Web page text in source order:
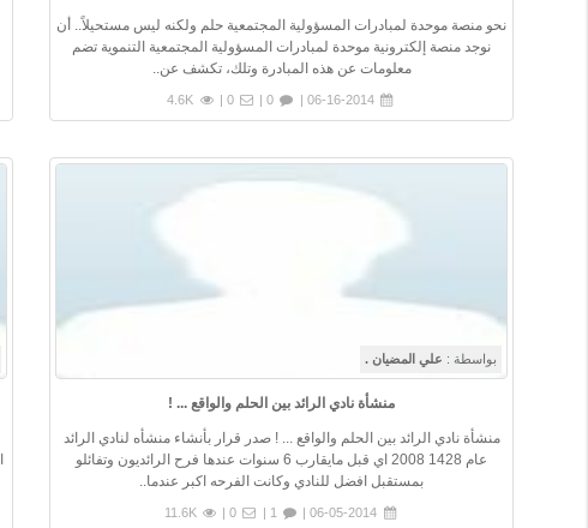
نحو منصة موحدة لمبادرات المسؤولية المجتمعية حلم ولكنه ليس مستحيلاً.. أن
نوجد منصة إلكترونية موحدة لمبادرات المسؤولية المجتمعية التنموية تضم
معلومات عن هذه المبادرة وتلك، تكشف عن..
06-16-2014 |
0 |
4.6K
بواسطة : علي المضيان .
منشأة نادي الرائد بين الحلم والواقع ... !
منشأة نادي الرائد بين الحلم والواقع ... ! صدر قرار بأنشاء منشأه لنادي الرائد
عام 1428 2008 اي قبل مايقارب 6 سنوات عندها فرح الرائديون وتفائلو
بمستقبل افضل للنادي وكانت الفرحه اكبر عندما..
11.6K